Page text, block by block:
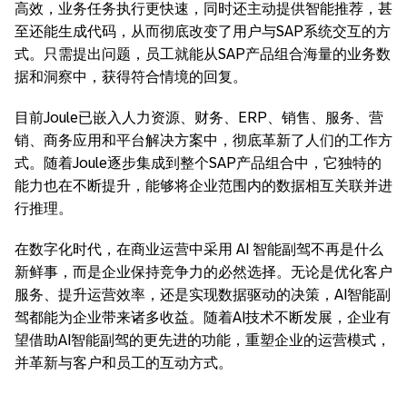
高效，业务任务执行更快速，同时还主动提供智能推荐，甚
至还能生成代码，从而彻底改变了用户与SAP系统交互的方
式。只需提出问题，员工就能从SAP产品组合海量的业务数
据和洞察中，获得符合情境的回复。
目前Joule已嵌入人力资源、财务、ERP、销售、服务、营
销、商务应用和平台解决方案中，彻底革新了人们的工作方
式。随着Joule逐步集成到整个SAP产品组合中，它独特的
能力也在不断提升，能够将企业范围内的数据相互关联并进
行推理。
在数字化时代，在商业运营中采用 AI 智能副驾不再是什么
新鲜事，而是企业保持竞争力的必然选择。无论是优化客户
服务、提升运营效率，还是实现数据驱动的决策，AI智能副
驾都能为企业带来诸多收益。随着AI技术不断发展，企业有
望借助AI智能副驾的更先进的功能，重塑企业的运营模式，
并革新与客户和员工的互动方式。